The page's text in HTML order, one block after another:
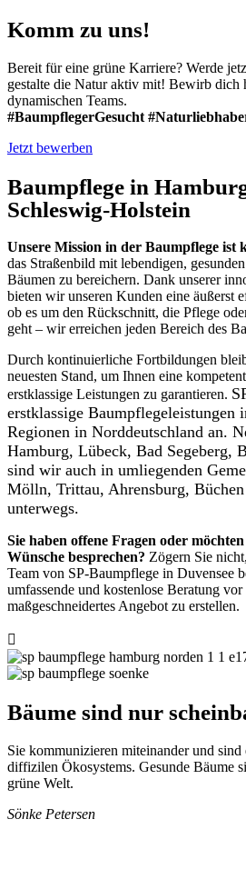
Komm zu uns!
Bereit für eine grüne Karriere? Werde
gestalte die Natur aktiv mit! Bewirb dich
dynamischen Teams.
#BaumpflegerGesucht
Jetzt bewerben
Baumpflege in
Schleswig-Holstein
Unsere Mission in der Baumpflege ist
das Straßenbild mit lebendigen,
Bäumen zu bereichern. Dank unserer
bieten wir unseren Kunden eine äußerst
ob es um den Rückschnitt, die Pflege
geht – wir erreichen jeden Bereich des
Durch kontinuierliche Fortbildungen
neuesten Stand, um Ihnen eine
erstklassige Leistungen zu garantieren.
erstklassige Baumpflegeleistungen
Regionen in Norddeutschland an.
Hamburg, Lübeck, Bad Segeberg,
sind wir auch in umliegenden
Mölln, Trittau, Ahrensburg,
unterwegs.
Sie haben offene Fragen oder
Wünsche besprechen? Zögern Sie
Team von SP-Baumpflege in Duvensee
umfassende und kostenlose Beratung
maßgeschneidertes Angebot zu erstellen.

Bäume sind nur
Sie kommunizieren miteinander und
diffizilen Ökosystems. Gesunde Bäume
grüne Welt.
Sönke Petersen